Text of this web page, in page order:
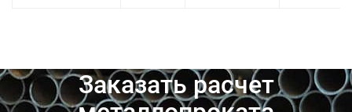
Заказать расчет